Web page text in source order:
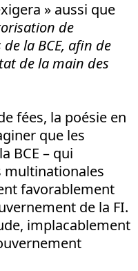
» aussi que
de
la BCE, afin de
de la main des
fées, la poésie en
que les
BCE – qui
multinationales
favorablement
de la FI.
implacablement